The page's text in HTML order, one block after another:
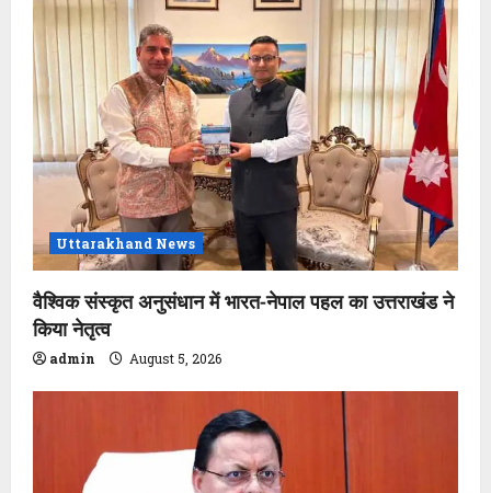
Uttarakhand News
वैश्विक संस्कृत अनुसंधान में भारत-नेपाल पहल का उत्तराखंड ने
किया नेतृत्व
admin August 5, 2026